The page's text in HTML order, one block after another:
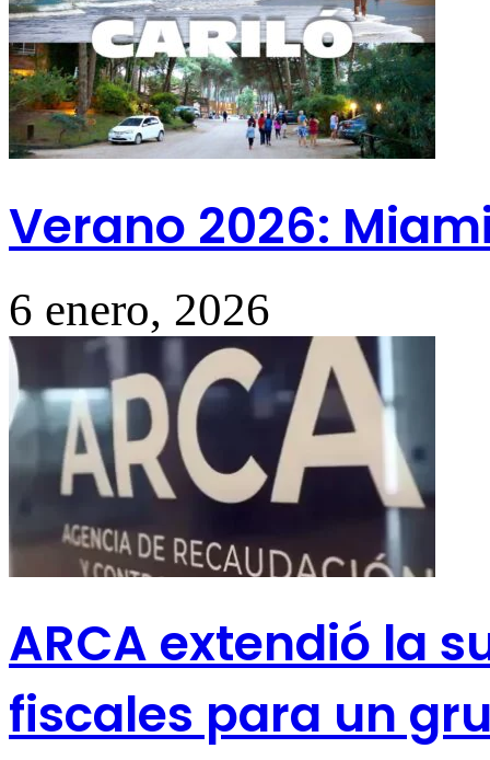
Verano 2026:
6 enero, 2026
ARCA extendió la
fiscales para un